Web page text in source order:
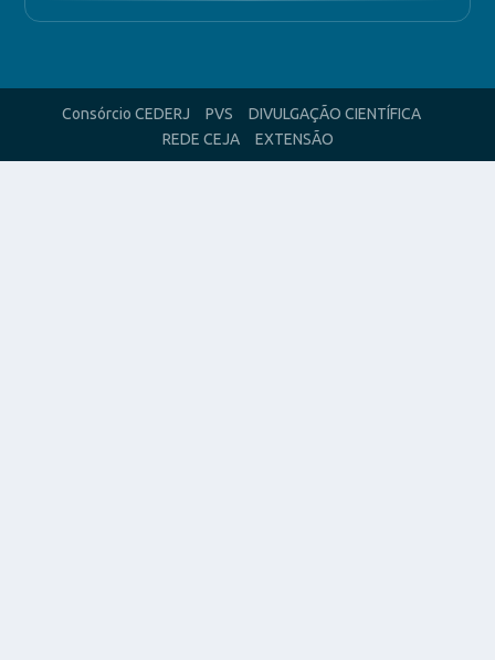
Consórcio CEDERJ PVS
DIVULGAÇÃO CIENTÍFICA
REDE CEJA
EXTENSÃO